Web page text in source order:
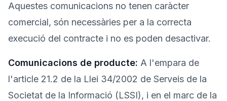
Aquestes comunicacions no tenen caràcter
comercial, són necessàries per a la correcta
execució del contracte i no es poden desactivar.
Comunicacions de producte: A l'empara de
l'article 21.2 de la Llei 34/2002 de Serveis de la
Societat de la Informació (LSSI), i en el marc de la